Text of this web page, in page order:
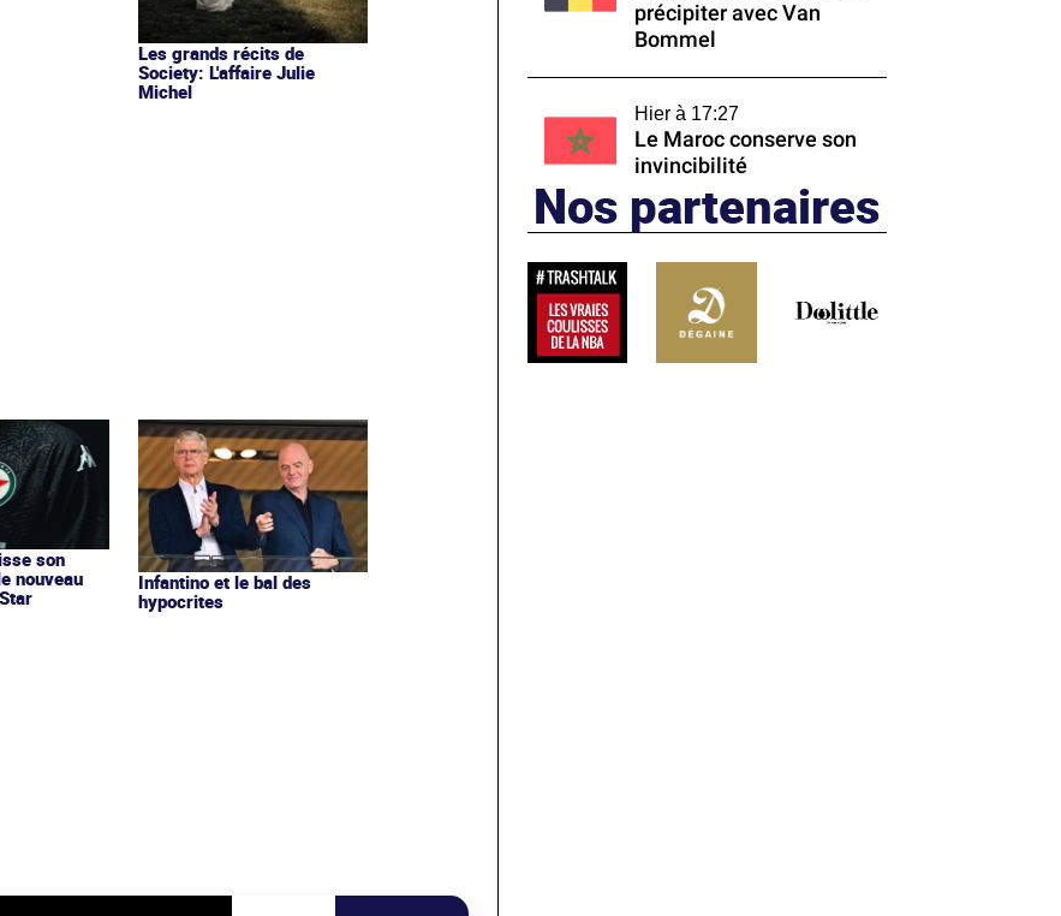
Les grands récits de
Society: L'affaire Julie
Michel
son
nouveau
Infantino et le bal des
hypocrites
précipiter avec Van
Bommel
Hier à 17:27
Le Maroc conserve son
invincibilité
Nos partenaires